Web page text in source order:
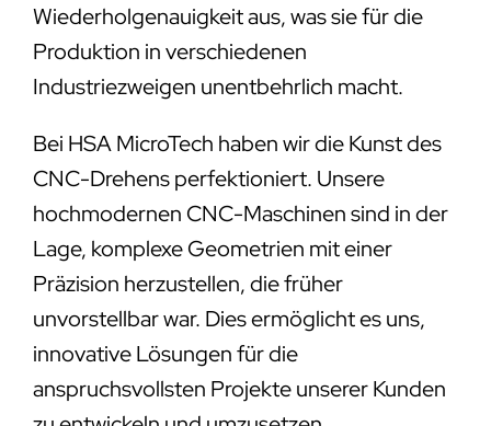
Wiederholgenauigkeit aus, was sie für die
Produktion in verschiedenen
Industriezweigen unentbehrlich macht.
Bei HSA MicroTech haben wir die Kunst des
CNC-Drehens perfektioniert. Unsere
hochmodernen CNC-Maschinen sind in der
Lage, komplexe Geometrien mit einer
Präzision herzustellen, die früher
unvorstellbar war. Dies ermöglicht es uns,
innovative Lösungen für die
anspruchsvollsten Projekte unserer Kunden